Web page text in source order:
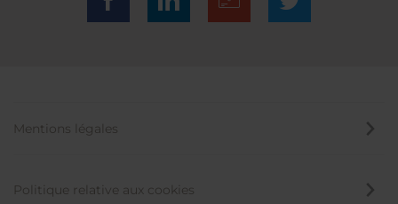
Mentions légales
Politique relative aux cookies